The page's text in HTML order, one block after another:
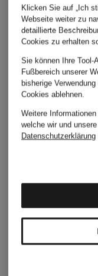
Klicken Sie auf „Ich
Webseite weiter zu
detaillierte
Cookies zu erhalten
Sie können Ihre Tool-
Fußbereich unserer
bisherige
Cookies ablehnen.
Weitere
welche wir und
Datenschutzerklärung